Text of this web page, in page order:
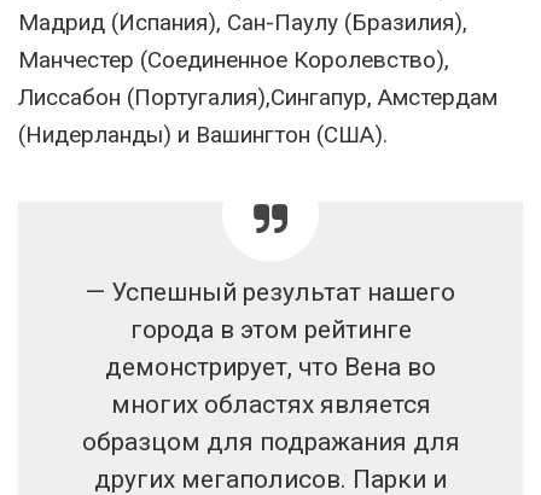
Мадрид (Испания), Сан-Паулу (Бразилия),
Манчестер (Соединенное Королевство),
Лиссабон (Португалия),Сингапур, Амстердам
(Нидерланды) и Вашингтон (США).
— Успешный результат нашего
города в этом рейтинге
демонстрирует, что Вена во
многих областях является
образцом для подражания для
других мегаполисов. Парки и